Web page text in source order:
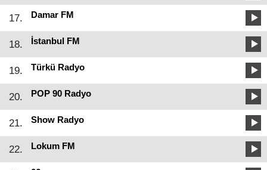
17. Damar FM
18. İstanbul FM
19. Türkü Radyo
20. POP 90 Radyo
21. Show Radyo
22. Lokum FM